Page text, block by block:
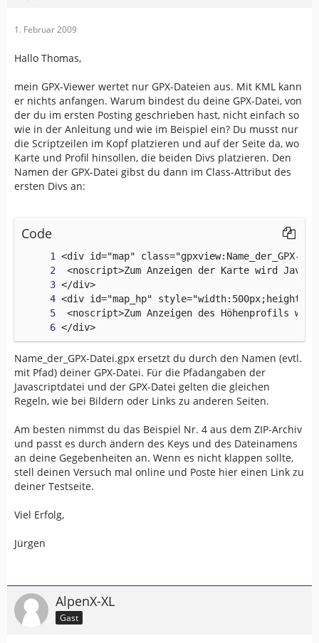
1. Februar 2009
Hallo Thomas,
mein GPX-Viewer wertet nur GPX-Dateien aus. Mit KML kann
er nichts anfangen. Warum bindest du deine GPX-Datei, von
der du im ersten Posting geschrieben hast, nicht einfach so
wie in der Anleitung und wie im Beispiel ein? Du musst nur
die Scriptzeilen im Kopf platzieren und auf der Seite da, wo
Karte und Profil hinsollen, die beiden Divs platzieren. Den
Namen der GPX-Datei gibst du dann im Class-Attribut des
ersten Divs an:
Code
</div>
Name_der_GPX-Datei.gpx ersetzt du durch den Namen (evtl.
mit Pfad) deiner GPX-Datei. Für die Pfadangaben der
Javascriptdatei und der GPX-Datei gelten die gleichen
Regeln, wie bei Bildern oder Links zu anderen Seiten.
Am besten nimmst du das Beispiel Nr. 4 aus dem ZIP-Archiv
und passt es durch ändern des Keys und des Dateinamens
an deine Gegebenheiten an. Wenn es nicht klappen sollte,
stell deinen Versuch mal online und Poste hier einen Link zu
deiner Testseite.
Viel Erfolg,
Jürgen
AlpenX-XL
Gast